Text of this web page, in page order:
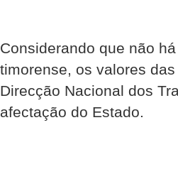
Considerando que não
timorense, os valores
Direcção Nacional dos
afectação do Estado.